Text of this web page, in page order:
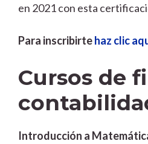
en 2021 con esta
Para inscribirtehaz clic
Cursos de
Introducción a